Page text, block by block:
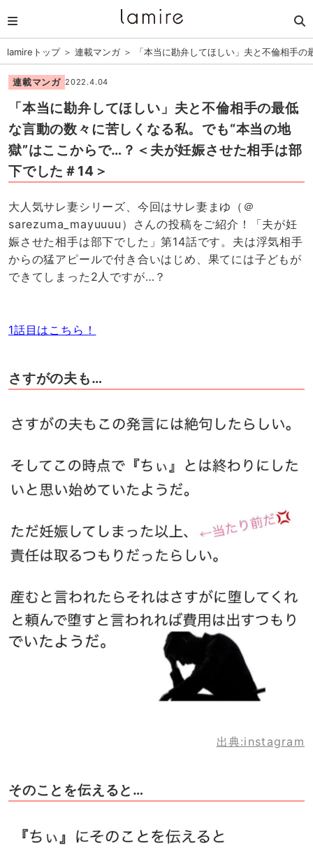
lamireトップ＞ 連載マンガ＞ 「本当に勘弁してほしい」夫と不倫相手
連載マンガ 2022.4.04
「本当に勘弁してほしい」夫と不倫相手の最低
な言動の数々に苦しくなる私。でも“本当の地
獄”はここからで…？＜夫が妊娠させた相手は部
下でした＃14＞
大人気サレ妻シリーズ、今回はサレ妻まゆ（＠
sarezuma_mayuuuu）さんの投稿をご紹介！「夫が妊
娠させた相手は部下でした」第14話です。夫は浮気相手
からの猛アピールで付き合いはじめ、果てには子どもが
できてしまった2人ですが…？
1話目はこちら！
さすがの夫も…
出典:instagram
そのことを伝えると…